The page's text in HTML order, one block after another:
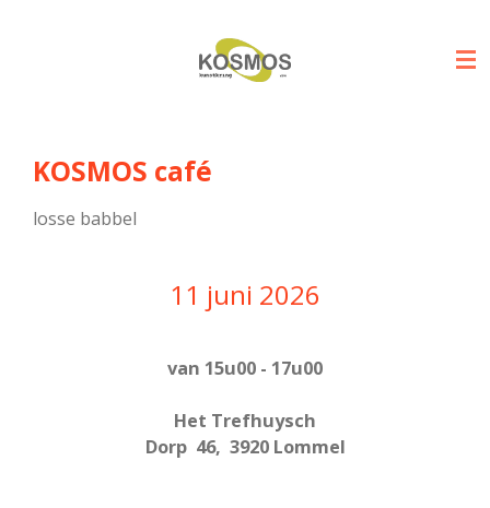
KOSMOS café
losse babbel
​11 juni 2026
​van 15u00 - 17u00
Het Trefhuysch
Dorp 46, 3920 Lommel